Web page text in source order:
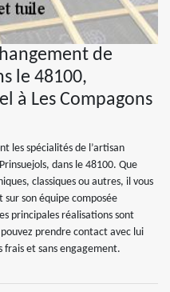
de
le 48100,
à Les Compagons
les spécialités de l’artisan
dans le 48100. Que
classiques ou autres, il vous
sur son équipe composée
principales réalisations sont
prendre contact avec lui
frais et sans engagement.